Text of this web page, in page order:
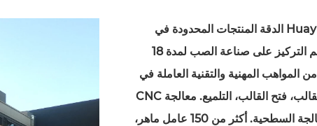
يقع شنتشن Huayinsheng الدقة المنتجات المحدودة في
قوانغدونغهويتشو. لقد تم التركيز على صناعة الصب لمدة 18
عامًا ، مع أكثر من 50 من المواهب المهنية والتقنية العاملة في
20 عامًا، من تصميم القالب، فتح القالب، التلميع. معالجة CNC
لإنتاج وقفة واحدة المعالجة السطحية. أكثر من 150 عامل ماهر،